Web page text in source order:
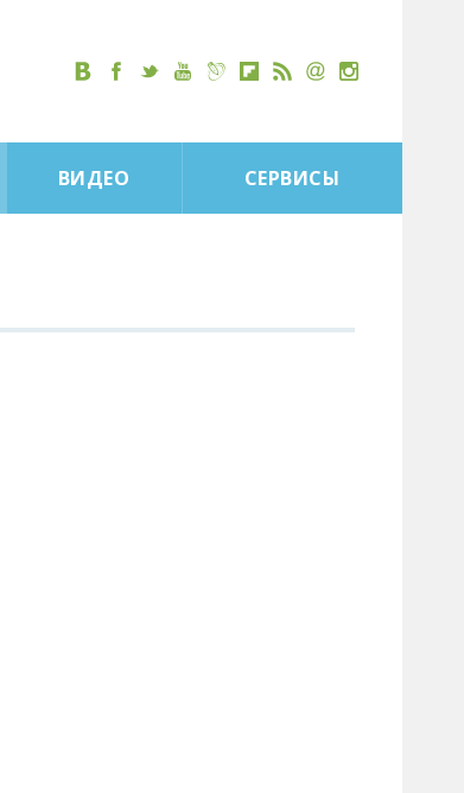
ВИДЕО СЕРВИСЫ